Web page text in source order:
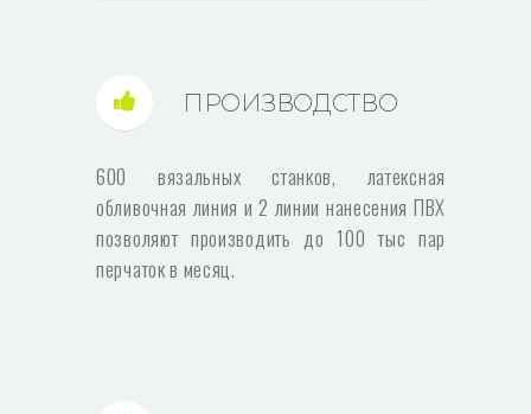
ПРОИЗВОДСТВО
600 вязальных станков, латексная
обливочная линия и 2 линии нанесения ПВХ
позволяют производить до 100 тыс пар
перчаток в месяц.